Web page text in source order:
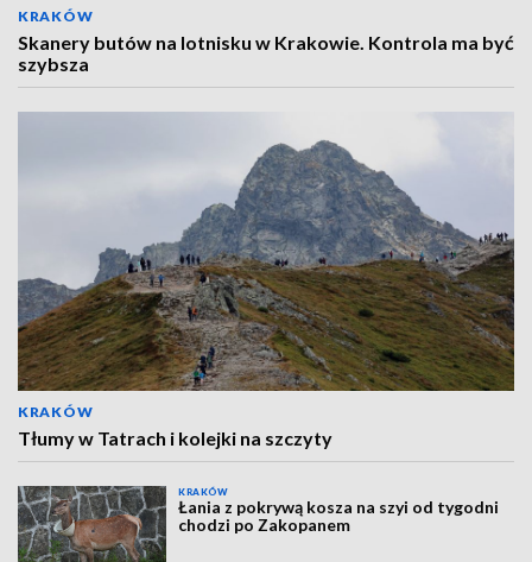
KRAKÓW
Skanery butów na lotnisku w Krakowie. Kontrola ma być
szybsza
KRAKÓW
Tłumy w Tatrach i kolejki na szczyty
KRAKÓW
Łania z pokrywą kosza na szyi od tygodni
chodzi po Zakopanem